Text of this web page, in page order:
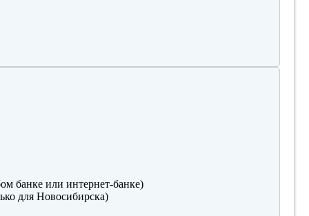
банке или интернет-банке)
для Новосибирска)